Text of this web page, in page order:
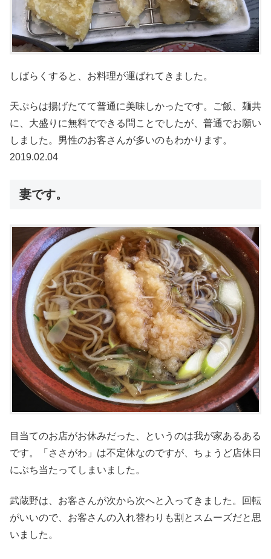
しばらくすると、お料理が運ばれてきました。
天ぷらは揚げたてて普通に美味しかったです。ご飯、麺共
に、大盛りに無料でできる問ことでしたが、普通でお願い
しました。男性のお客さんが多いのもわかります。
2019.02.04
妻です。
目当てのお店がお休みだった、というのは我が家あるある
です。「ささがわ」は不定休なのですが、ちょうど店休日
にぶち当たってしまいました。
武蔵野は、お客さんが次から次へと入ってきました。回転
がいいので、お客さんの入れ替わりも割とスムーズだと思
いました。